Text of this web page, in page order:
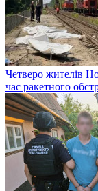
Четверо жителів
час ракетного